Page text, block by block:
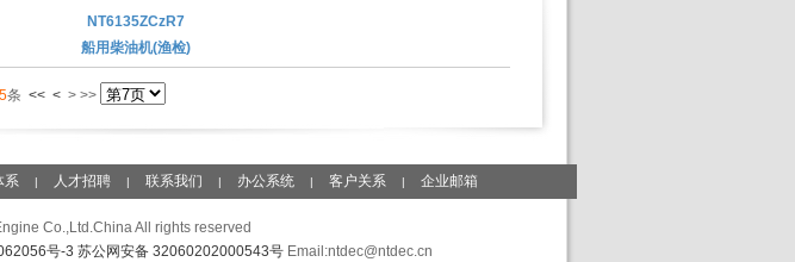
NT6135ZCzR7
船用柴油机(渔检)
条 << < > >>
系 | 人才招聘 | 联系我们 | 办公系统 | 客户关系 | 企业邮箱
Co.,Ltd.China All rights reserved
号-3 苏公网安备 32060202000543号 Email:ntdec@ntdec.cn